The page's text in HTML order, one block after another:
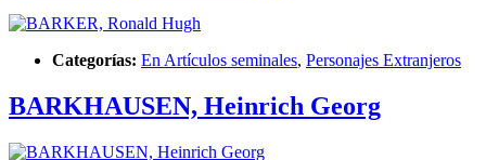
Categorías: En Artículos seminales, Personajes Extranjeros
BARKHAUSEN, Heinrich Georg